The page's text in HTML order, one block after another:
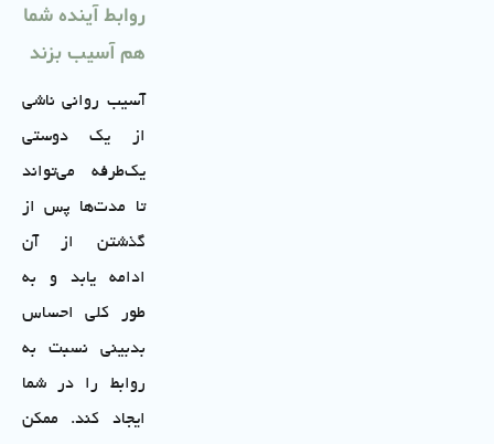
روابط آینده شما
هم آسیب بزند
آسیب روانی ناشی
از یک دوستی
یک‌طرفه می‌تواند
تا مدت‌ها پس از
گذشتن از آن
ادامه یابد و به
طور کلی احساس
بدبینی نسبت به
روابط را در شما
ایجاد کند. ممکن